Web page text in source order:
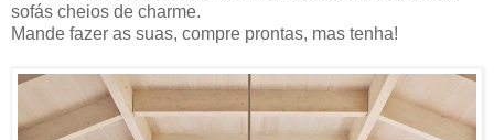
sofás cheios de charme.
Mande fazer as suas, compre prontas, mas tenha!